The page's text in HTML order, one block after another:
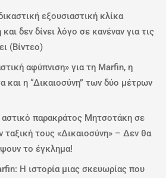
εξουσιαστική κλίκα
δεν δίνει λόγο σε κανέναν για τις
(Βίντεο)
αφύπνιση» για τη Marfin, η
και η “Δικαιοσύνη” των δύο μέτρων
παρακράτος Μητσοτάκη σε
τους «Δικαιοσύνη» – Δεν θα
το έγκλημα!
Η ιστορία μιας σκευωρίας που